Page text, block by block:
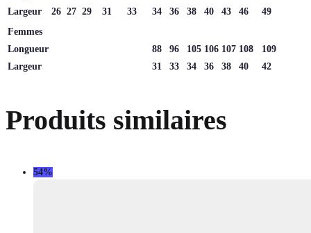
Largeur
26 27 29 31 33 34 36 38 40 43 46
49
Femmes
Longueur
88 96 105 106 107 108
109
Largeur
31 33 34 36 38 40 42
Produits similaires
54%